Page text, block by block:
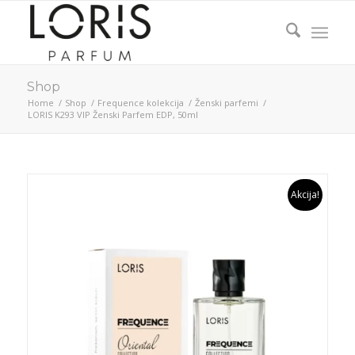
Shop
Home / Shop / Frequence kolekcija / Ženski parfemi /
LORIS K293 VIP Ženski Parfem EDP, 50ml
Akcija!